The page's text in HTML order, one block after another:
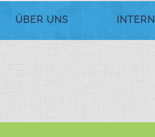
ÜBER UNS INTERN